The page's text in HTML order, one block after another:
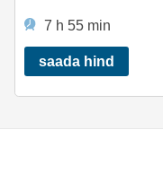
7 h 55 min
saada hind